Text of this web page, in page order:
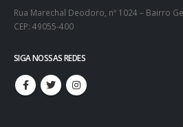
Rua Marechal Deodoro, nº 1024 – Bairro
CEP: 49055-400
SIGA NOSSAS REDES